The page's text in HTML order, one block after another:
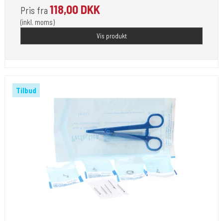
Pris fra 118,00 DKK
(inkl. moms)
Vis produkt
Tilbud